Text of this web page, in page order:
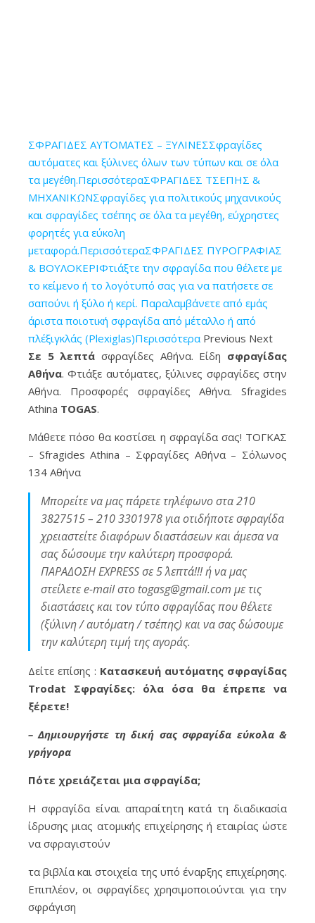
Σφραγίδες στο κέντρο της Αθήνας σε 5' λεπτά • Τώρα εύκολα
γρήγορα και οικονομικά φτιάξτε τη δική σας σφραγίδα • μέσα
από μια μεγάλη ποικιλία σφραγίδων στο "Sfragides Athina
TOGAS"
ΣΦΡΑΓΙΔΕΣ ΑΥΤΟΜΑΤΕΣ – ΞΥΛΙΝΕΣΣφραγίδες
αυτόματες και ξύλινες όλων των τύπων και σε όλα
τα μεγέθη.ΠερισσότεραΣΦΡΑΓΙΔΕΣ ΤΣΕΠΗΣ &
ΜΗΧΑΝΙΚΩΝΣφραγίδες για πολιτικούς μηχανικούς
και σφραγίδες τσέπης σε όλα τα μεγέθη, εύχρηστες
φορητές για εύκολη
μεταφορά.ΠερισσότεραΣΦΡΑΓΙΔΕΣ ΠΥΡΟΓΡΑΦΙΑΣ
& ΒΟΥΛΟΚΕΡΙΦτιάξτε την σφραγίδα που θέλετε με
το κείμενο ή το λογότυπό σας για να πατήσετε σε
σαπούνι ή ξύλο ή κερί. Παραλαμβάνετε από εμάς
άριστα ποιοτική σφραγίδα από μέταλλο ή από
πλέξιγκλάς (Plexiglas)ΠερισσότεραPrevious Next
Σε 5 λεπτά σφραγίδες Αθήνα. Είδη σφραγίδας
Αθήνα. Φτιάξε αυτόματες, ξύλινες σφραγίδες στην
Αθήνα. Προσφορές σφραγίδες Αθήνα. Sfragides
Athina TOGAS.
Μάθετε πόσο θα κοστίσει η σφραγίδα σας! ΤΟΓΚΑΣ
– Sfragides Athina – Σφραγίδες Αθήνα – Σόλωνος
134 Αθήνα
Μπορείτε να μας πάρετε τηλέφωνο στα 210
3827515 – 210 3301978 για οτιδήποτε σφραγίδα
χρειαστείτε διαφόρων διαστάσεων και άμεσα να
σας δώσουμε την καλύτερη προσφορά.
ΠΑΡΑΔΟΣΗ EXPRESS σε 5΄ λεπτά!!! ή να μας
στείλετε e-mail στο togasg@gmail.com με τις
διαστάσεις και τον τύπο σφραγίδας που θέλετε
(ξύλινη / αυτόματη / τσέπης) και να σας δώσουμε
την καλύτερη τιμή της αγοράς.
Δείτε επίσης : Κατασκευή αυτόματης σφραγίδας
Trodat Σφραγίδες: όλα όσα θα έπρεπε να
ξέρετε!
– Δημιουργήστε τη δική σας σφραγίδα εύκολα &
γρήγορα
Πότε χρειάζεται μια σφραγίδα;
H σφραγίδα είναι απαραίτητη κατά τη διαδικασία
ίδρυσης μιας ατομικής επιχείρησης ή εταιρίας ώστε
να σφραγιστούν
τα βιβλία και στοιχεία της υπό έναρξης επιχείρησης.
Επιπλέον, οι σφραγίδες χρησιμοποιούνται για την
σφράγιση